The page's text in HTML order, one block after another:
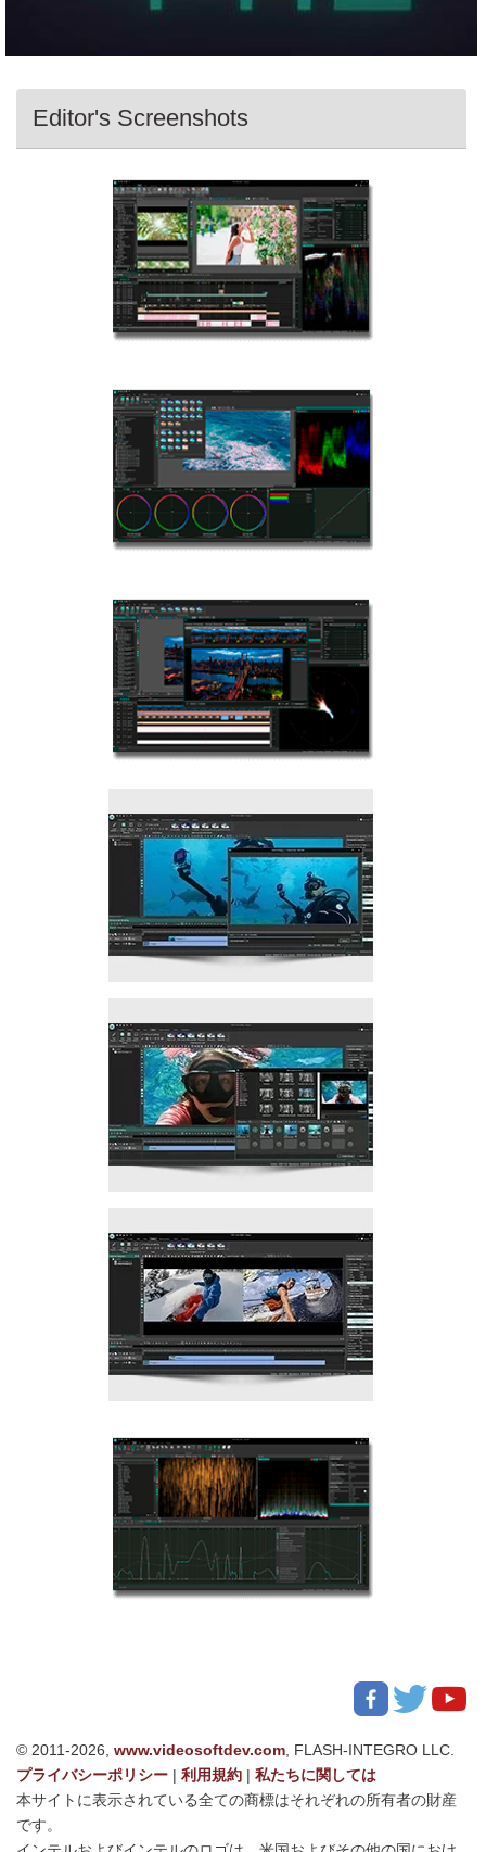
Editor's Screenshots
© 2011-2026, www.videosoftdev.com, FLASH-INTEGRO LLC.
プライバシーポリシー | 利用規約 | 私たちに関しては
本サイトに表示されている全ての商標はそれぞれの所有者の財産
です。